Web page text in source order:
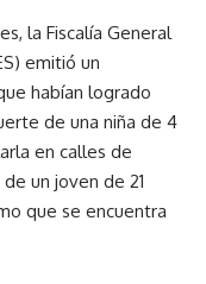
la Fiscalía General
emitió un
habían logrado
de una niña de 4
en calles de
un joven de 21
que se encuentra